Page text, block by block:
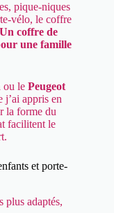
pique-niques
vélo, le coffre
Un coffre de
une famille
ou le Peugeot
j’ai appris en
la forme du
facilitent le
et porte-
plus adaptés,